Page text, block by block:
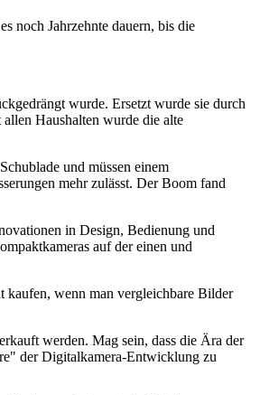
noch Jahrzehnte dauern, bis die
wurde. Ersetzt wurde sie durch
Haushalten wurde die alte
und müssen einem
mehr zulässt. Der Boom fand
in Design, Bedienung und
auf der einen und
kaufen, wenn man vergleichbare Bilder
werden. Mag sein, dass die Ära der
der Digitalkamera-Entwicklung zu